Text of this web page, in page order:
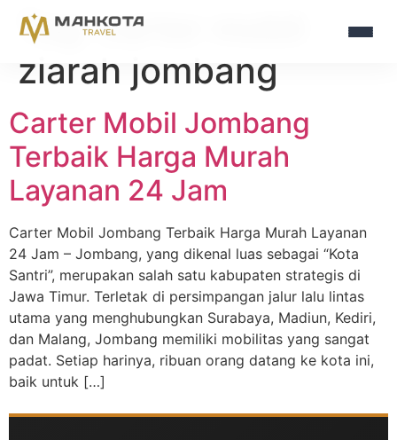
Tag:carter mobil
ziarah jombang
Carter Mobil Jombang
Terbaik Harga Murah
Layanan 24 Jam
Carter Mobil Jombang Terbaik Harga Murah Layanan
24 Jam – Jombang, yang dikenal luas sebagai “Kota
Santri”, merupakan salah satu kabupaten strategis di
Jawa Timur. Terletak di persimpangan jalur lalu lintas
utama yang menghubungkan Surabaya, Madiun, Kediri,
dan Malang, Jombang memiliki mobilitas yang sangat
padat. Setiap harinya, ribuan orang datang ke kota ini,
baik untuk […]